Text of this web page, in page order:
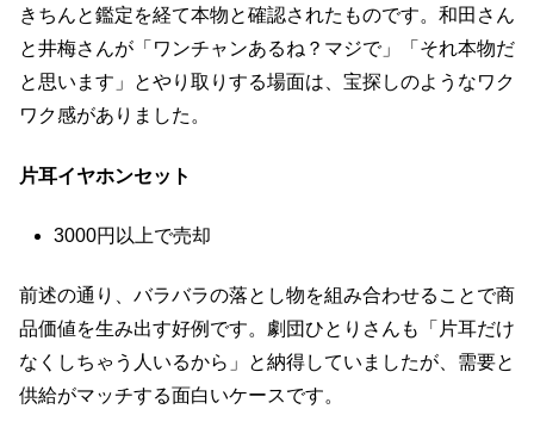
きちんと鑑定を経て本物と確認されたものです。和田さん
と井梅さんが「ワンチャンあるね？マジで」「それ本物だ
と思います」とやり取りする場面は、宝探しのようなワク
ワク感がありました。
片耳イヤホンセット
3000円以上で売却
前述の通り、バラバラの落とし物を組み合わせることで商
品価値を生み出す好例です。劇団ひとりさんも「片耳だけ
なくしちゃう人いるから」と納得していましたが、需要と
供給がマッチする面白いケースです。